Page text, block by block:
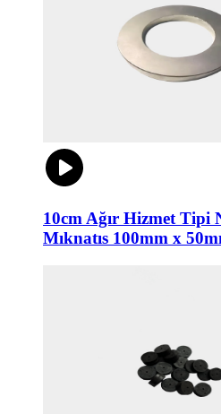
10cm Ağır Hizmet Tipi
Mıknatıs 100mm x